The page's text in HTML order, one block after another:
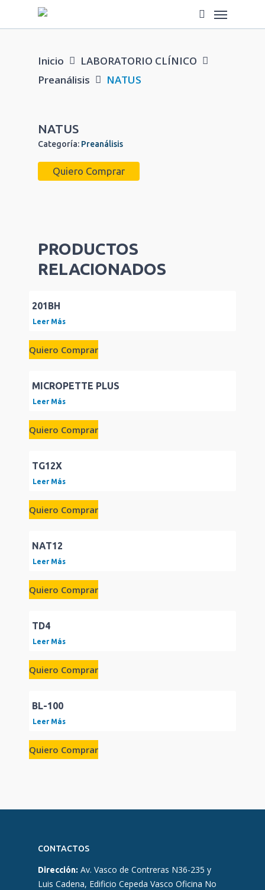
contenido
búsqueda
Menú
Inicio
LABORATORIO CLÍNICO
Preanálisis
NATUS
NATUS
Categoría: Preanálisis
Quiero Comprar
PRODUCTOS
RELACIONADOS
201BH
Leer Más
Quiero Comprar
MICROPETTE PLUS
Leer Más
Quiero Comprar
TG12X
Leer Más
Quiero Comprar
NAT12
Leer Más
Quiero Comprar
TD4
Leer Más
Quiero Comprar
BL-100
Leer Más
Quiero Comprar
CONTACTOS
Dirección: Av. Vasco de Contreras N36-235 y
Luis Cadena, Edificio Cepeda Vasco Oficina No